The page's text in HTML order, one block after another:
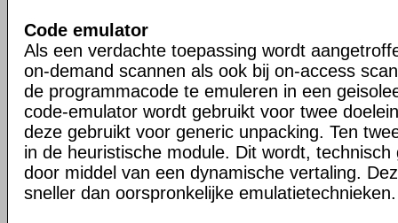
Code emulator
Als een verdachte toepassing wordt
on-demand scannen als ook bij on-access
de programmacode te emuleren in een
code-emulator wordt gebruikt voor twee
deze gebruikt voor generic unpacking. Ten
in de heuristische module. Dit wordt,
door middel van een dynamische vertaling.
sneller dan oorspronkelijke emulatietechnieken.